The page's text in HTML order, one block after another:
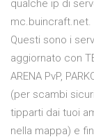
qualche ip di
mc.buincraft.net.
Questi sono i
aggiornato con
ARENA PvP,
(per scambi
tipparti dai tuoi
nella mappa) e